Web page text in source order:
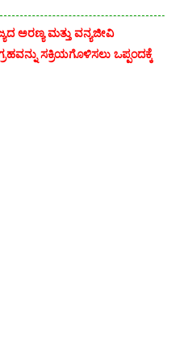
ಅರಣ್ಯ ಮತ್ತು ವನ್ಯಜೀವಿ
ಸಕ್ರಿಯಗೊಳಿಸಲು ಒಪ್ಪಂದಕ್ಕೆ